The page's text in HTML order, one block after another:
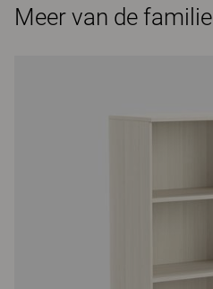
Meer van de familie